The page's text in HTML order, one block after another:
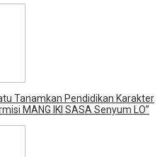
Tanamkan Pendidikan Karakter
MANG IKI SASA Senyum LO”